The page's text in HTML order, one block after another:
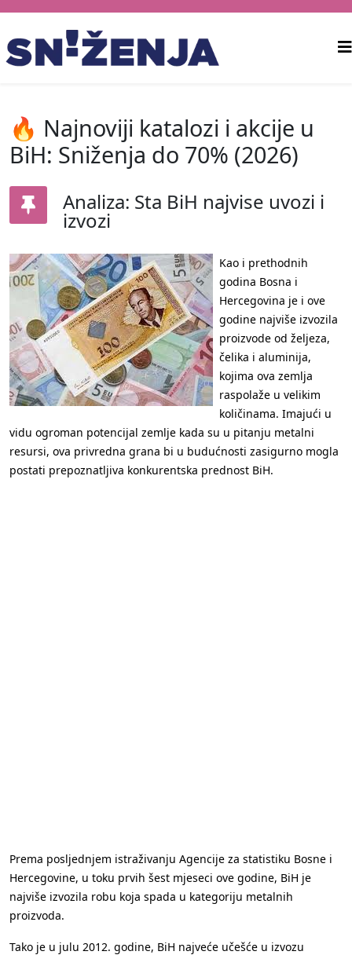
🔥 Najnoviji katalozi i akcije u
BiH: Sniženja do 70% (2026)
Analiza: Sta BiH najvise uvozi i
izvozi
Kao i prethodnih
godina Bosna i
Hercegovina je i ove
godine najviše izvozila
proizvode od željeza,
čelika i aluminija,
kojima ova zemlja
raspolaže u velikim
količinama. Imajući u
vidu ogroman potencijal zemlje kada su u pitanju metalni
resursi, ova privredna grana bi u budućnosti zasigurno mogla
postati prepoznatljiva konkurentska prednost BiH.
Prema posljednjem istraživanju Agencije za statistiku Bosne i
Hercegovine, u toku prvih šest mjeseci ove godine, BiH je
najviše izvozila robu koja spada u kategoriju metalnih
proizvoda.
Tako je u julu 2012. godine, BiH najveće učešće u izvozu